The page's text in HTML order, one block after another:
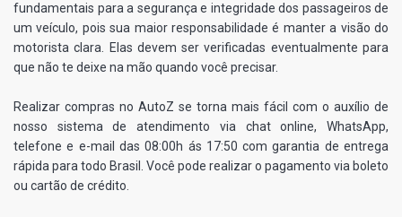
fundamentais para a segurança e integridade dos passageiros de
um veículo, pois sua maior responsabilidade é manter a visão do
motorista clara. Elas devem ser verificadas eventualmente para
que não te deixe na mão quando você precisar.
Realizar compras no AutoZ se torna mais fácil com o auxílio de
nosso sistema de atendimento via chat online, WhatsApp,
telefone e e-mail das 08:00h ás 17:50 com garantia de entrega
rápida para todo Brasil. Você pode realizar o pagamento via boleto
ou cartão de crédito.